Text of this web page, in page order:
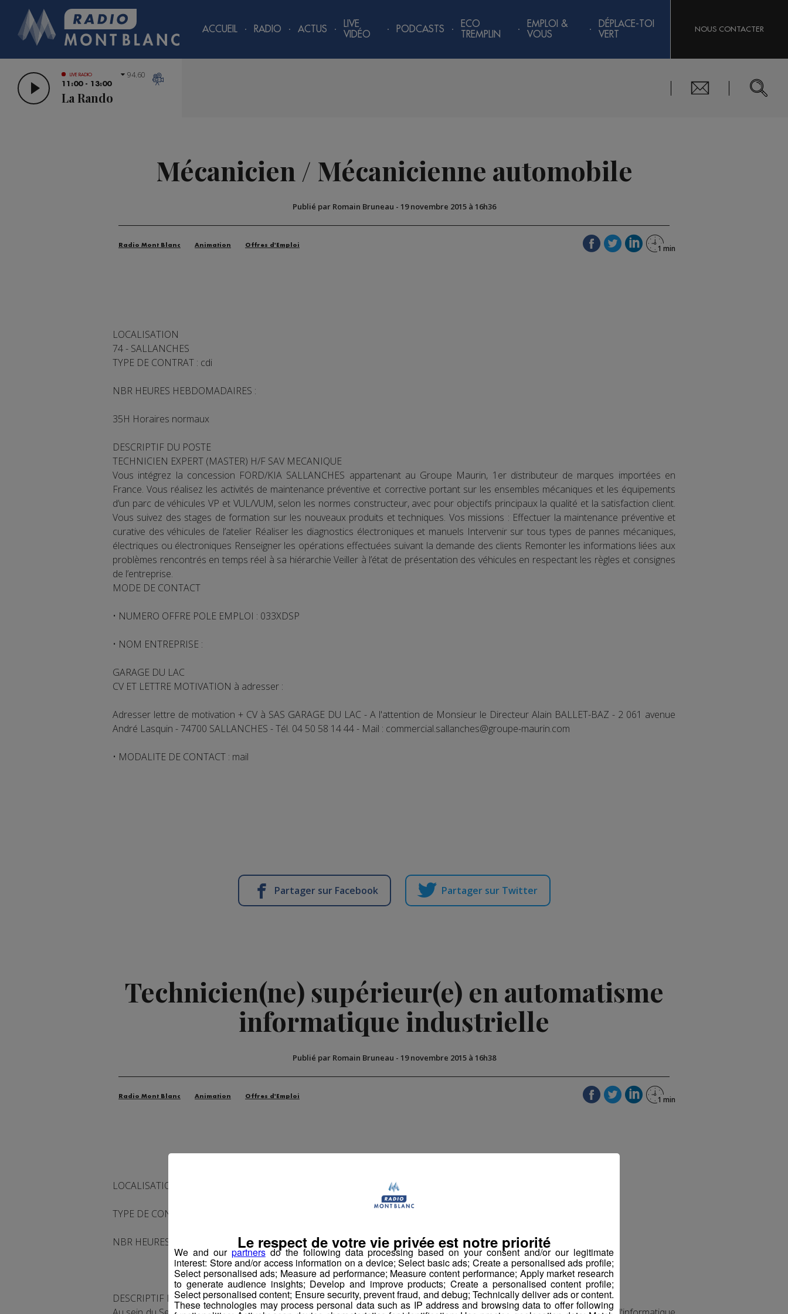
ACCUEIL RADIO ACTUS
LIVE
VIDÉO
PODCASTS
ECO
TREMPLIN
EMPLOI &
VOUS
DÉPLACE-TOI
VERT
NOUS CONTACTER
LIVE RADIO
11:00 - 13:00
La Rando
94.60
Mécanicien / Mécanicienne automobile
Publié par Romain Bruneau - 19 novembre 2015 à 16h36
Radio Mont Blanc Animation Offres d'Emploi
LOCALISATION
74 - SALLANCHES
TYPE DE CONTRAT : cdi
NBR HEURES HEBDOMADAIRES :
35H Horaires normaux
DESCRIPTIF DU POSTE
TECHNICIEN EXPERT (MASTER) H/F SAV MECANIQUE
Vous intégrez la concession FORD/KIA SALLANCHES appartenant au Groupe Maurin, 1er distributeur de marques importées en
France. Vous réalisez les activités de maintenance préventive et corrective portant sur les ensembles mécaniques et les équipements
d’un parc de véhicules VP et VUL/VUM, selon les normes constructeur, avec pour objectifs principaux la qualité et la satisfaction client.
Vous suivez des stages de formation sur les nouveaux produits et techniques. Vos missions : Effectuer la maintenance préventive et
curative des véhicules de l’atelier Réaliser les diagnostics électroniques et manuels Intervenir sur tous types de pannes mécaniques,
électriques ou électroniques Renseigner les opérations effectuées suivant la demande des clients Remonter les informations liées aux
problèmes rencontrés en temps réel à sa hiérarchie Veiller à l’état de présentation des véhicules en respectant les règles et consignes
de l’entreprise.
MODE DE CONTACT
• NUMERO OFFRE POLE EMPLOI : 033XDSP
• NOM ENTREPRISE :
GARAGE DU LAC
CV ET LETTRE MOTIVATION à adresser :
Adresser lettre de motivation + CV à SAS GARAGE DU LAC - A l'attention de Monsieur le Directeur Alain BALLET-BAZ - 2 061 avenue
André Lasquin - 74700 SALLANCHES - Tél. 04 50 58 14 44 - Mail : commercial.sallanches@groupe-maurin.com
• MODALITE DE CONTACT : mail
Partager sur Facebook Partager sur Twitter
Technicien(ne) supérieur(e) en automatisme
informatique industrielle
Publié par Romain Bruneau - 19 novembre 2015 à 16h38
Radio Mont Blanc Animation Offres d'Emploi
LOCALISATION : 74 - SALLANCHES
TYPE DE CONTRAT : cdi
NBR HEURES HEBDOMADAIRES : 35H Horaires normaux
DESCRIPTIF DU POSTE
We and our partnersdo the following data processing based on your consent and/or our legitimate
interest: Store and/or access information on a device; Select basic ads; Create a personalised ads profile;
Select personalised ads; Measure ad performance; Measure content performance; Apply market research
to generate audience insights; Develop and improve products; Create a personalised content profile;
Select personalised content; Ensure security, prevent fraud, and debug; Technically deliver ads or content.
These technologies may process personal data such as IP address and browsing data to offer following
Le respect de votre vie privée est notre priorité